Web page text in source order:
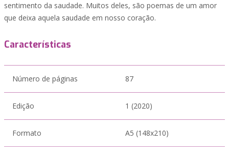
sentimento da saudade. Muitos deles, são poemas de um amor
que deixa aquela saudade em nosso coração.
Características
Número de páginas 87
Edição 1 (2020)
Formato A5 (148x210)